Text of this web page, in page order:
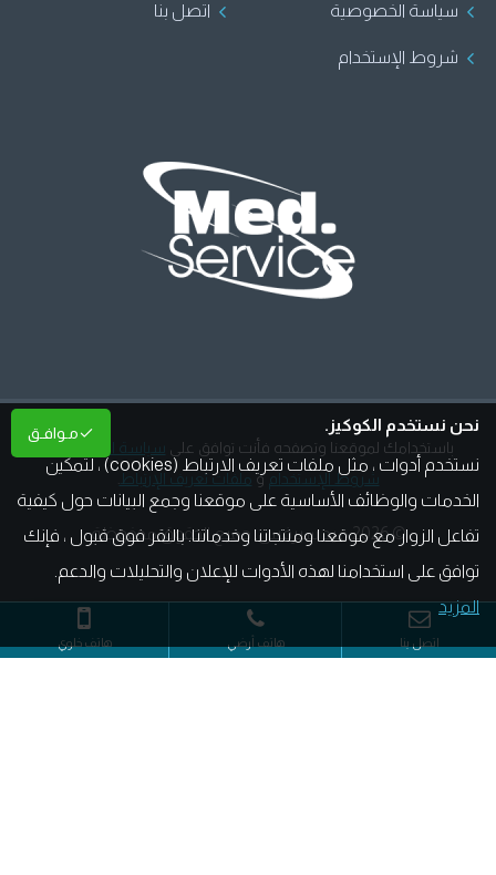
سياسة الخصوصية
شروط الإستخدام
اتصل بنا
باستخدامك لموقعنا وتصفحه فأنت توافق على سياسة الخصوصية
شروط الإستخدام و ملفات تعريف الإرتباط
©2026 ميد سيرفس, جميع الحقوق محفوظة
دعم FOXRiG.com
اتصل بنا هاتف أرضي هاتف خلوي
مـوافـق نحن نستخدم الكوكيز.
نستخدم أدوات ، مثل ملفات تعريف الارتباط (cookies) ، لتمكين
الخدمات والوظائف الأساسية على موقعنا وجمع البيانات حول كيفية
تفاعل الزوار مع موقعنا ومنتجاتنا وخدماتنا. بالنقر فوق قبول ، فإنك
توافق على استخدامنا لهذه الأدوات للإعلان والتحليلات والدعم.
المزيد